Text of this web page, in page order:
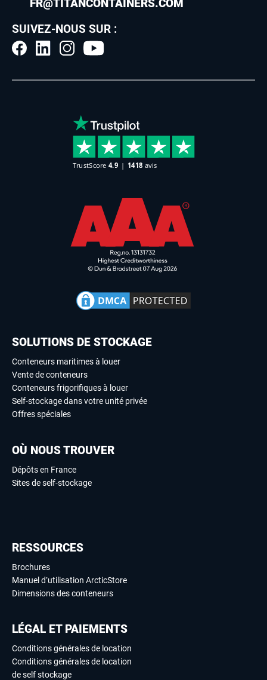
FR@TITANCONTAINERS.COM
SUIVEZ-NOUS SUR :
SOLUTIONS DE STOCKAGE
Conteneurs maritimes à louer
Vente de conteneurs
Conteneurs frigorifiques à louer
Self-stockage dans votre unité privée
Offres spéciales
OÙ NOUS TROUVER
Dépôts en France
Sites de self-stockage
RESSOURCES
Brochures
Manuel d’utilisation ArcticStore
Dimensions des conteneurs
LÉGAL ET PAIEMENTS
Conditions générales de location
Conditions générales de location
de self stockage